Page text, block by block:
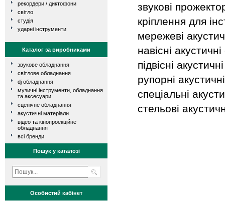
рекордери / диктофони
світло
студія
ударні інструменти
Каталог за виробниками
звукове обладнання
світлове обладнання
dj обладнання
музичні інструменти, обладнання
та аксесуари
сценічне обладнання
акустичні матеріали
відео та кінопроекційне
обладнання
всі бренди
Пошук у каталозі
Особистий кабінет
звукові
кріплення для
мережеві
навісні
підвісні
рупорні
спеціальні
стельові